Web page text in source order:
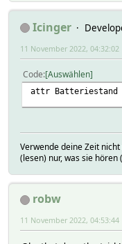
Icinger
11 November 2022, 04:32:02
Code Auswählen
attr Batteriestand
Verwende deine Zeit
(lesen) nur, was sie hören
robw
11 November 2022, 04:53:44